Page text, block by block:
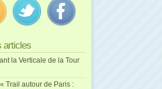
articles
la Verticale de la Tour
Trail autour de Paris :